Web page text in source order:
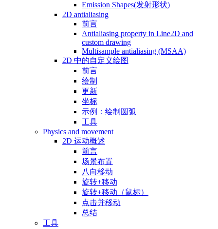
Emission Shapes(发射形状)
2D antialiasing
前言
Antialiasing property in Line2D and
custom drawing
Multisample antialiasing (MSAA)
2D 中的自定义绘图
前言
绘制
更新
坐标
示例：绘制圆弧
工具
Physics and movement
2D 运动概述
前言
场景布置
八向移动
旋转+移动
旋转+移动（鼠标）
点击并移动
总结
工具